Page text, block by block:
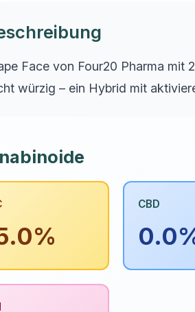
Face von Four20 Pharma mit
würzig – ein Hybrid mit
CBD